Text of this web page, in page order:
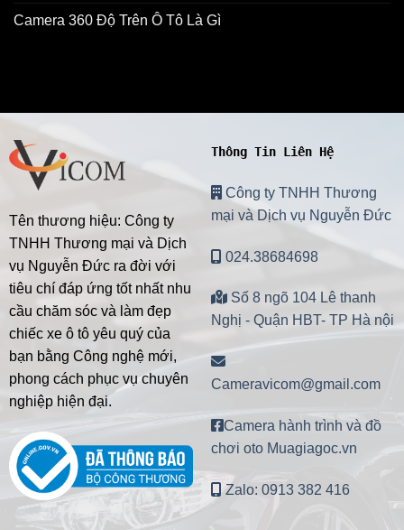
Camera 360 Độ Trên Ô Tô Là Gì
Tên thương hiệu: Công ty
TNHH Thương mại và Dịch
vụ Nguyễn Đức ra đời với
tiêu chí đáp ứng tốt nhất nhu
cầu chăm sóc và làm đẹp
chiếc xe ô tô yêu quý của
bạn bằng Công nghệ mới,
phong cách phục vụ chuyên
nghiệp hiện đại.
Thông Tin Liên Hệ
Công ty TNHH Thương
mại và Dịch vụ Nguyễn Đức
024.38684698
Số 8 ngõ 104 Lê thanh
Nghị - Quận HBT- TP Hà nội
Cameravicom@gmail.com
Camera hành trình và đồ
chơi oto Muagiagoc.vn
Zalo: 0913 382 416